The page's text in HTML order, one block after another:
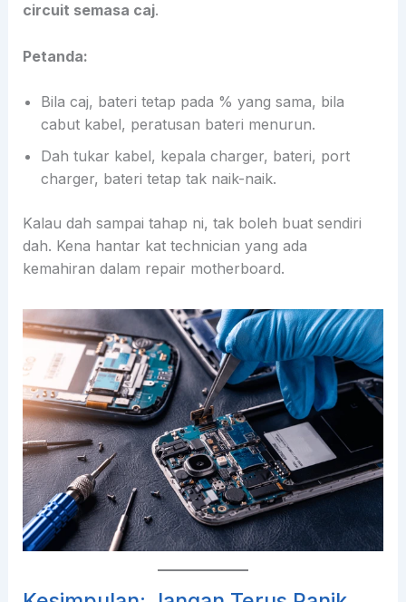
circuit semasa caj.
Petanda:
Bila caj, bateri tetap pada % yang sama, bila
cabut kabel, peratusan bateri menurun.
Dah tukar kabel, kepala charger, bateri, port
charger, bateri tetap tak naik-naik.
Kalau dah sampai tahap ni, tak boleh buat sendiri
dah. Kena hantar kat technician yang ada
kemahiran dalam repair motherboard.